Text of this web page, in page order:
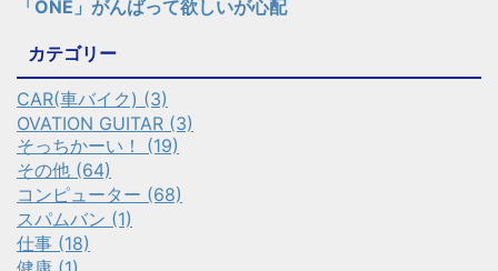
「ONE」がんばって欲しいが心配
カテゴリー
CAR(車バイク) (3)
OVATION GUITAR (3)
そっちかーい！ (19)
その他 (64)
コンピューター (68)
スパムバン (1)
仕事 (18)